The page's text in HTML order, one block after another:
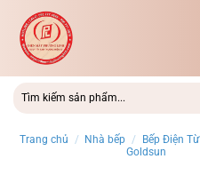
qua
dung
Trang chủ / Nhà bếp / Bếp Điện Từ
Goldsun